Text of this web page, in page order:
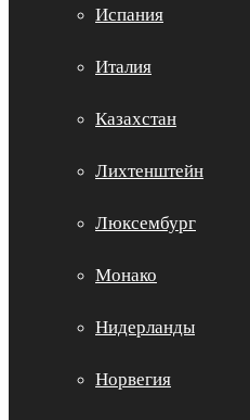
Испания
Италия
Казахстан
Лихтенштейн
Люксембург
Монако
Нидерланды
Норвегия